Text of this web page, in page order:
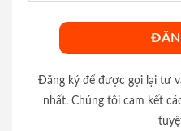
Đăng ký để được gọi lại tư
nhất. Chúng tôi cam kết